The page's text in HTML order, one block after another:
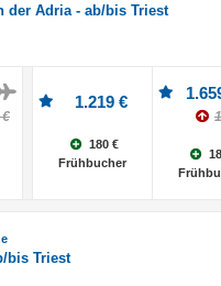
der Adria - ab/bis Triest
€
1.219 €
180 €
Frühbucher
bis Triest